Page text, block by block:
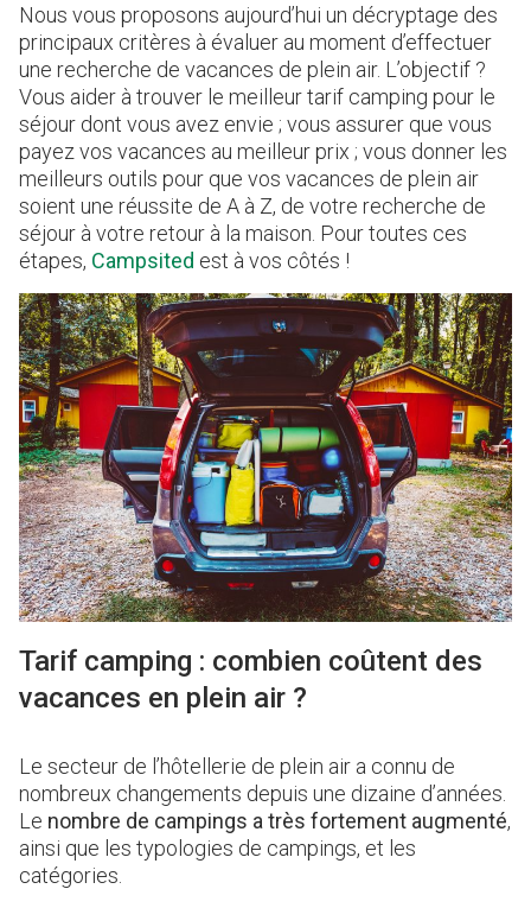
Nous vous proposons aujourd’hui un décryptage des
principaux critères à évaluer au moment d’effectuer
une recherche de vacances de plein air. L’objectif ?
Vous aider à trouver le meilleur tarif camping pour le
séjour dont vous avez envie ; vous assurer que vous
payez vos vacances au meilleur prix ; vous donner les
meilleurs outils pour que vos vacances de plein air
soient une réussite de A à Z, de votre recherche de
séjour à votre retour à la maison. Pour toutes ces
étapes, Campsited est à vos côtés !
Tarif camping : combien coûtent des
vacances en plein air ?
Le secteur de l’hôtellerie de plein air a connu de
nombreux changements depuis une dizaine d’années.
Le nombre de campings a très fortement augmenté,
ainsi que les typologies de campings, et les
catégories.